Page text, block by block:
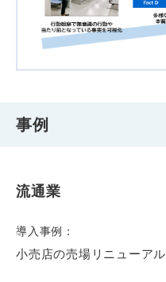
事例
流通業
導入事例：
小売店の売場リニューアル